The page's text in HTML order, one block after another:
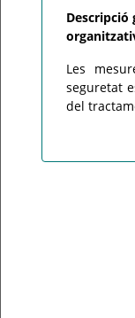
Descripció
Les
seguretat
del